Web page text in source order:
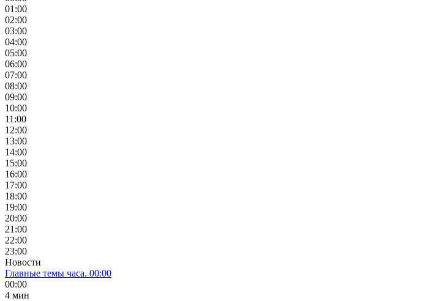
01:00
02:00
03:00
04:00
05:00
06:00
07:00
08:00
09:00
10:00
11:00
12:00
13:00
14:00
15:00
16:00
17:00
18:00
19:00
20:00
21:00
22:00
23:00
Новости
Главные темы часа. 00:00
00:00
4 мин